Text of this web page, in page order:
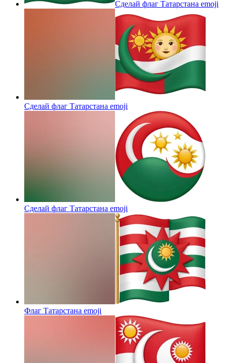
Сделай флаг Татарстана emoji
Сделай флаг Татарстана emoji
Сделай флаг Татарстана emoji
Флаг Татарстана emoji